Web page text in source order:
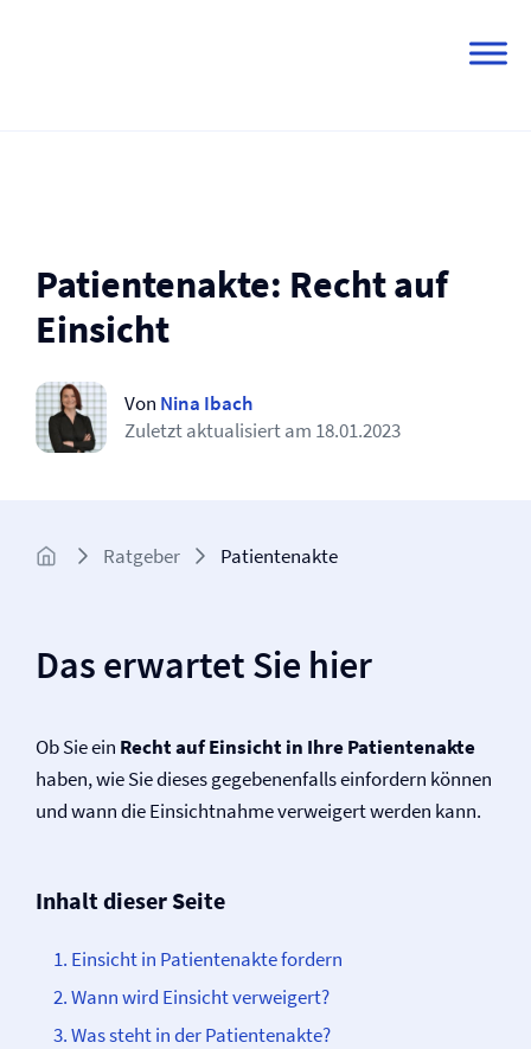
Patientenakte: Recht auf
Einsicht
Von Nina Ibach
Zuletzt aktualisiert am 18.01.2023
Ratgeber Patientenakte
Das erwartet Sie hier
Ob Sie ein Recht auf Einsicht in Ihre Patientenakte
haben, wie Sie dieses gegebenenfalls einfordern können
und wann die Einsichtnahme verweigert werden kann.
Inhalt dieser Seite
Einsicht in Patientenakte fordern
Wann wird Einsicht verweigert?
Was steht in der Patientenakte?